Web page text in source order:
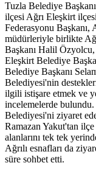
Tuzla Belediye
ilçesi Ağrı Eleşkirt
Federasyonu
müdürleriyle birlikte
Başkanı Halil Özyolcu,
Eleşkirt Belediye
Belediye Başkanı
Belediyesi'nin
ilgili istişare etmek ve
incelemelerde
Belediyesi'ni ziyaret
Ramazan Yakut'tan
alanlarını tek tek
Ağrılı esnafları da
süre sohbet etti.